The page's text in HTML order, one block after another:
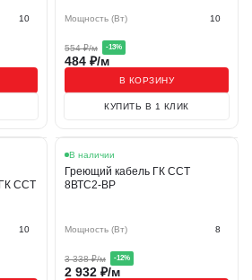
10 Мощность (Вт) 10
554₽/м -13%
484 ₽/м
В КОРЗИНУ
КУПИТЬ В 1 КЛИК
10
Акция
В наличии
Греющий кабель ГК ССТ
8ВТС2-ВР
Мощность (Вт) 8
3 338₽/м -12%
2 932 ₽/м